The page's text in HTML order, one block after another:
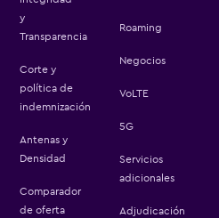
y
Transparencia
Corte y
política de
indemnización
Antenas y
Densidad
Comparador
de oferta
Roaming
Negocios
VoLTE
5G
Servicios
adicionales
Adjudicación